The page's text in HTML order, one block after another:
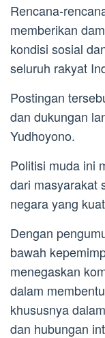
Rencana-
memberikan
kondisi sosial
seluruh rakyat
Postingan
dan dukungan
Yudhoyono.
Politisi muda ini
dari masyarakat
negara yang
Dengan
bawah
menegaskan
dalam
khususnya
dan hubungan